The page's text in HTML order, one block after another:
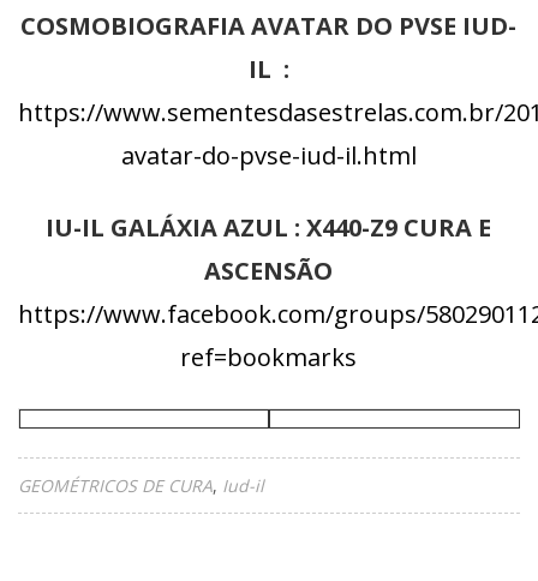
COSMOBIOGRAFIA AVATAR DO PVSE IUD-
IL :
https://www.sementesdasestrelas.com.br/
avatar-do-pvse-iud-il.html
IU-IL GALÁXIA AZUL : X440-Z9 CURA E
ASCENSÃO
https://www.facebook.com/groups/
ref=bookmarks
GEOMÉTRICOS DE CURA Iud-il